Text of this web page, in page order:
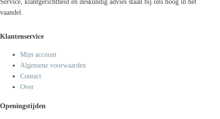
Service, klantgerichtheid en deskundig advies staan bij ons hoog in het
vaandel.
Klantenservice
Mijn account
Algemene voorwaarden
Contact
Over
Openingstijden